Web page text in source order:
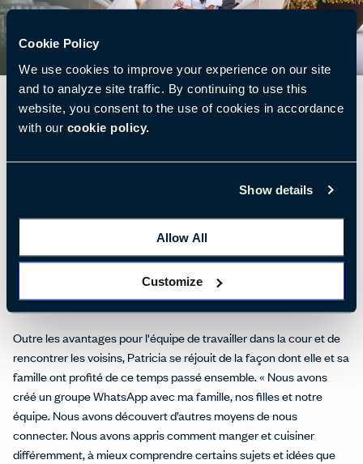
Cookie Policy
We use cookies to improve your experience on our site
and to analyze site traffic. By continuing to use this
website, you consent to the use of cookies in accordance
with our cookie policy.
Show details
Allow All
Customize
logement a disparu, laissant place à un laboratoire de travail
notre état d'esprit a changé et nous nous disions sans cesse :
‘Parlons un moment, puis allons sur le toit et continuons la
conversation là-bas. » Pour Patricia, travailler à l'extérieur est
devenue un élément-clé de la conception.
Outre les avantages pour l'équipe de travailler dans la cour et de
rencontrer les voisins, Patricia se réjouit de la façon dont elle et sa
famille ont profité de ce temps passé ensemble. « Nous avons
créé un groupe WhatsApp avec ma famille, nos filles et notre
équipe. Nous avons découvert d’autres moyens de nous
connecter. Nous avons appris comment manger et cuisiner
différemment, à mieux comprendre certains sujets et idées que